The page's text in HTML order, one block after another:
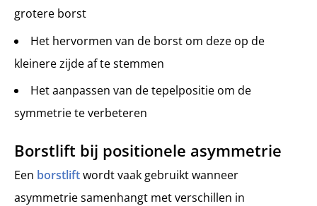
grotere borst
Het hervormen van de borst om deze op de
kleinere zijde af te stemmen
Het aanpassen van de tepelpositie om de
symmetrie te verbeteren
Borstlift bij positionele asymmetrie
Een borstliftwordt vaak gebruikt wanneer
asymmetrie samenhangt met verschillen in